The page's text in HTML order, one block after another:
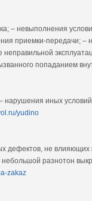
– невыполнения
приемки-передачи; –
попаданием
иных
yudino
дефектов, не
разнотон
zakaz